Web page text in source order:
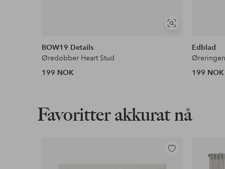
Vis
BOW19 Details
Øredobber Heart Stud
199 NOK
Edblad
199 NOK
Favoritter akkurat nå
Legg
til